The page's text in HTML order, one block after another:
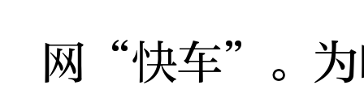
网“快车”。